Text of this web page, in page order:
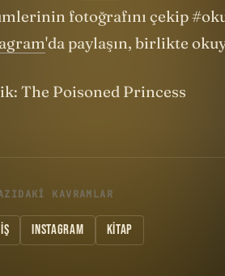
fotoğrafını çekip
'da paylaşın, birlikte
The Poisoned Princess
KAVRAMLAR
INSTAGRAM KITAP